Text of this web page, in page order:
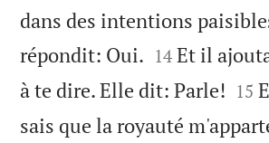
dans des intentions
répondit: Oui. 

14 Et il
à te dire. Elle dit: Parle! 

15
sais que la royauté